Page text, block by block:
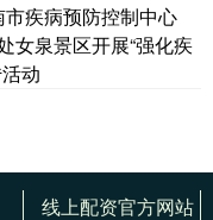
疾病预防控制中心
女泉景区开展“强化疾
动
线上配资官方网站